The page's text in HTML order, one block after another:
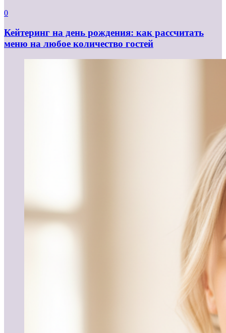
0
Кейтеринг на день рождения: как рассчитать
меню на любое количество гостей